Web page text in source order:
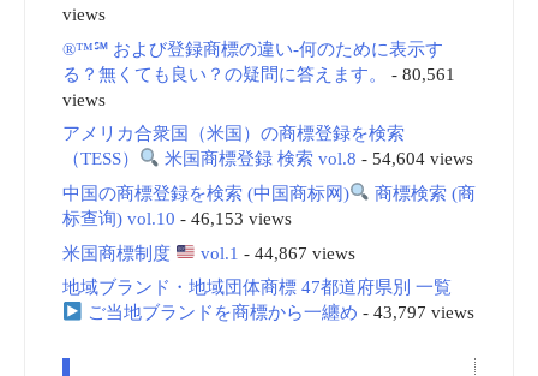
views
®™℠ および登録商標の違い-何のために表示す
る？無くても良い？の疑問に答えます。
- 80,561
views
アメリカ合衆国（米国）の商標登録を検索
（TESS）
米国商標登録 検索 vol.8 - 54,604 views
中国の商標登録を検索 (中国商标网)
商標検索 (商
标查询) vol.10 - 46,153 views
米国商標制度
vol.1 - 44,867 views
地域ブランド・地域団体商標 47都道府県別 一覧
ご当地ブランドを商標から一纏め - 43,797 views